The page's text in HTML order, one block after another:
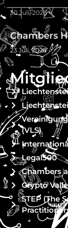
30 Juli, 2026
Chambers
23 Juli, 2026
(VLS)
Legal500
Chambers
Crypto
STEP (The